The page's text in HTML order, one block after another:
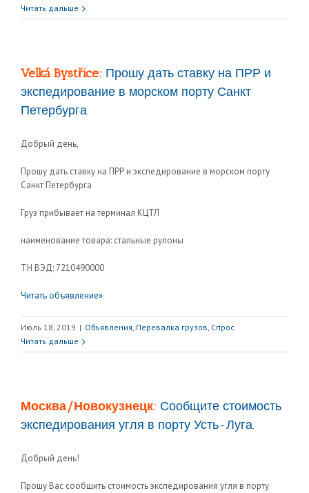
Читать дальше
Velká Bystřice: Прошу дать ставку на ПРР и
экспедирование в морском порту Санкт
Петербурга.
Добрый день,
Прошу дать ставку на ПРР и экспедирование в морском порту
Санкт Петербурга
Груз прибывает на терминал КЦТЛ
наименование товара: стальные рулоны
ТН ВЭД: 7210490000
Читать объявление»
Июль 18, 2019 | Объявления, Перевалка грузов, Спрос
Читать дальше
Москва/Новокузнецк: Сообщите стоимость
экспедирования угля в порту Усть-Луга.
Добрый день!
Прошу Вас сообщить стоимость экспедирования угля в порту